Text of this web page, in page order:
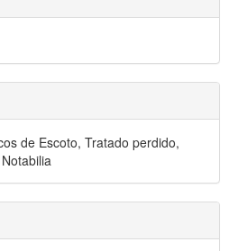
de Escoto, Tratado perdido,